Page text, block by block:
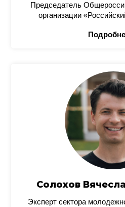
Председатель
организации
Солохов
Эксперт сектора